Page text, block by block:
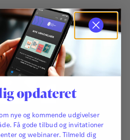
opdateret
nye og kommende udgivelser
Få gode tilbud og invitationer
og webinarer. Tilmeld dig